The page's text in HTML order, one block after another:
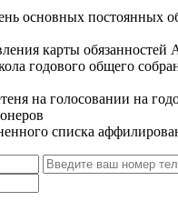
основных постоянных
карты обязанностей
годового общего
на голосовании на
списка